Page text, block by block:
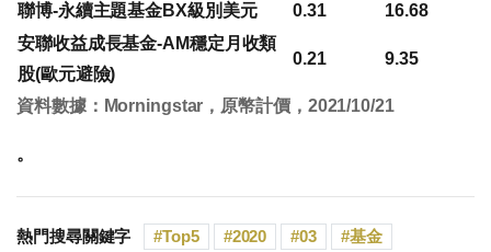
聯博-永續主題基金BX級別美元 0.31
16.68
安聯收益成長基金-AM穩定月收類
股(歐元避險)
0.21 9.35
資料數據：Morningstar，原幣計價，2021/10/21
。
熱門搜尋關鍵字 Top5 2020 03
基金